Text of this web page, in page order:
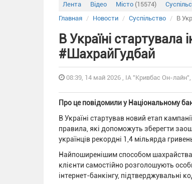
Лента Відео Місто (15574)
Главная
Новости Суспільство В
В Україні
#ШахрайГудбай
08:39, 14 май 2026 , ІА "Кривбас Он-лайн",
Про це повідомили у Національному
В Україні стартував новий етап
правила, які допоможуть зберегти
українців рекордні 1,4 мільярда
Найпоширенішим способом шахрайства
клієнти самостійно розголошують
інтернет-банкінгу, підтверджувальні